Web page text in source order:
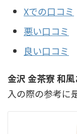
Xでの口コミ
悪い口コミ
良い口コミ
金沢 金茶寮 和
入の際の参考に